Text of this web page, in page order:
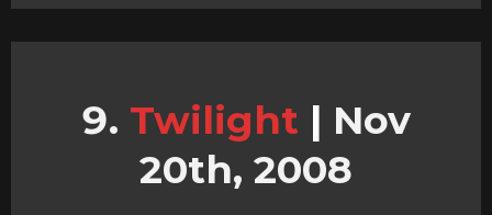
Twilight | Nov
20th, 2008